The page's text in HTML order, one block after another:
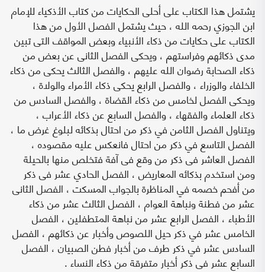
يشتمل هذا الكتاب على أحلى الحكايات من كتاب الأذكياء للإمام
ابن الجوزي رحمه الله ، حيث يشتمل الفصل الأول من هذا
الكتاب على حكايات من ذكاء الأنبياء وبعض المواقف التى تبين
مدى ذكائهم وفراستهم ، ويحكى الفصل الثانى عن بعض من
ذكاء الصحابة رضوان الله عليهم ، والفصل الثالث يحكى من ذكاء
الخلفاء والوزراء ، والفصل الرابع يحكى ذكاء الأمراء والولاة ،
ويحكى الفصل لخامس من ذكاء القضاة ، والفصل السادس من
ذكاء العلماء والفقهاء ، والفصل السابع عن ذكاء الأعراب ،
ويتناول الفصل الثامن في ذكر من احتال بذكائه لبلوغ غرض ما ،
الفصل التاسع في ذكر من احتال فانعكس عليه مقصوده ،
الفصل العاشر فى ذكر من وقع فى آفة فتخلص منها بالحيلة
ومن استخدم بذكائه المعاريض ، الفصل الحادي عشر فى ذكر
من أفحم خصمه في المناظرة بالجواب المسكت ، الفصل الثانى
عشر من فطنة ونباهة العوام ، الفصل الثالث عشر من ذكاء
الأطباء ، الفصل الرابع عشر من نباهة المتطفلين ، الفصل
الخامس عشر في ذكر حيل اللصوص وأخبار عن ذكائهم ، الفصل
السادس عشر في ذكر طرف من أخبار فطن الصبيان ، الفصل
السابع عشر فى ذكر أخبار متفرقة من ذكاء النساء .